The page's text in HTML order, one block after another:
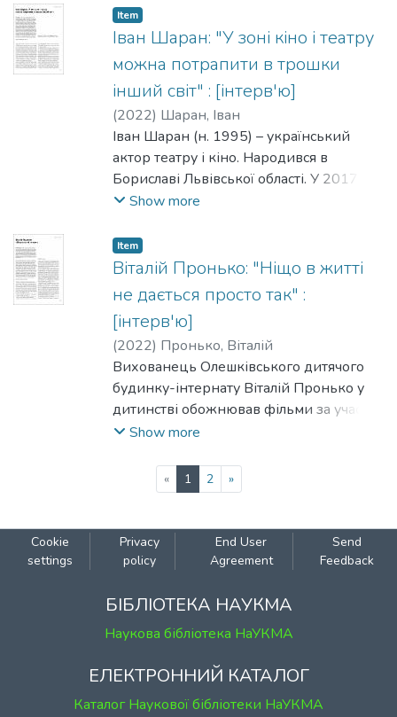
(Садовського), Панаса (Саксаганського)
та їхньої сестри Марії (Садовської-
Барілотті), з якими він приятелював і
працював.
Білоуса. Поставив кілька вистав у Театрі
драми та комедії на лівому березі
театрі.
Item
Іван Шаран: "У зоні кіно і театру
можна потрапити в трошки
інший світ" : [інтерв'ю]
(2022) Шаран, Іван
Іван Шаран (н. 1995) – український
актор театру і кіно. Народився в
Бориславі Львівської області. У 2017
році закінчив акторський факультет
(викладач Олег Шаварський). З 2018
року – актор Національного театру ім. І.
Show more
Item
Віталій Пронько: "Ніщо в житті
не дається просто так" :
[інтерв'ю]
(2022) Пронько, Віталій
Вихованець Олешківського дитячого
будинку-інтернату Віталій Пронько у
дитинстві обожнював фільми за участю
Джекі Чана і мріяв стати актором. Через
дитинства, сколіоз), мало хто вірив, що
йому вдасться досягти бажаного. Проте,
Херсонського театру. Він довів, що у
мрій немає перешкод і став прикладом
Show more
« 1 (current)
2 »
Cookie
settings
Privacy
policy
End User
Agreement
Send
Feedback
БІБЛІОТЕКА НАУКМА
Наукова бібліотека НаУКМА
ЕЛЕКТРОННИЙ КАТАЛОГ
Каталог Наукової бібліотеки НаУКМА